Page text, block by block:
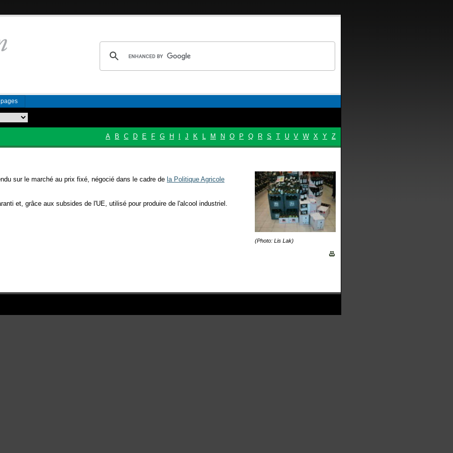
pages
A B C D E F G H J K L M N O P Q R S T U V W X Y Z
(Photo: Lis Lak)
sur le marché au prix fixé, négocié dans le cadre de la Politique Agricole
et, grâce aux subsides de l'UE, utilisé pour produire de l'alcool industriel.